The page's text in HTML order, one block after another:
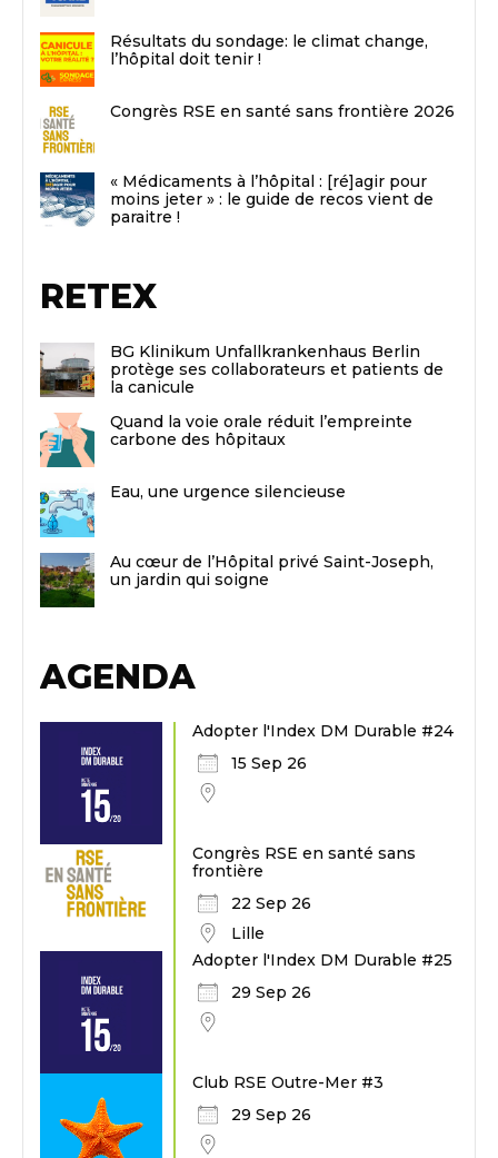
Résultats du sondage: le climat change,
l’hôpital doit tenir !
Congrès RSE en santé sans frontière 2026
« Médicaments à l’hôpital : [ré]agir pour
moins jeter » : le guide de recos vient de
paraitre !
RETEX
BG Klinikum Unfallkrankenhaus Berlin
protège ses collaborateurs et patients de
la canicule
Quand la voie orale réduit l’empreinte
carbone des hôpitaux
Eau, une urgence silencieuse
Au cœur de l’Hôpital privé Saint-Joseph,
un jardin qui soigne
AGENDA
Adopter l'Index DM Durable #24
15 Sep 26
Congrès RSE en santé sans
frontière
22 Sep 26
Lille
Adopter l'Index DM Durable #25
29 Sep 26
Club RSE Outre-Mer #3
29 Sep 26